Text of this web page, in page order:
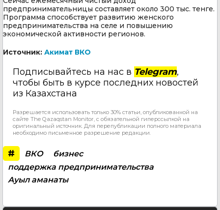
предпринимательницы составляет около 300 тыс. тенге.
Программа способствует развитию женского
предпринимательства на селе и повышению
экономической активности регионов.
Источник: Акимат ВКО
Подписывайтесь на нас в Telegram,
чтобы быть в курсе последних новостей
из Казахстана
Разрешается использовать только 30% статьи, опубликованной на
сайте The Qazaqstan Monitor, с обязательной гиперссылкой на
оригинальный источник. Для перепубликации полного материала
необходимо письменное разрешение редакции.
# ВКО
бизнес
поддержка предпринимательства
Ауыл аманаты